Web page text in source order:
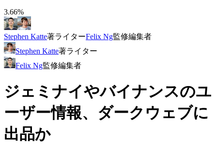
3.66%
Stephen Katte著ライターFelix Ng監修編集者
Stephen Katte著ライター
Felix Ng監修編集者
ジェミナイやバイナンスのユ
ーザー情報、ダークウェブに
出品か